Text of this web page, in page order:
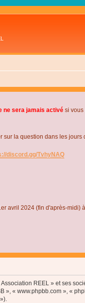
ne sera jamais activé si vous
la question dans les jours
discord.gg/TvhyNAQ
avril 2024 (fin d'après-midi)
REEL » et ses
», « www.phpbb.com », «